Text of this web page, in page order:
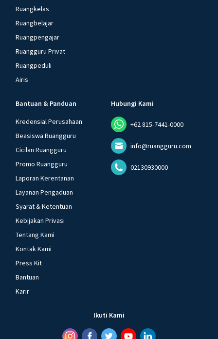
Ruangkelas
Ruangbelajar
Ruangpengajar
Ruangguru Privat
Ruangpeduli
Airis
Bantuan & Panduan
Kredensial Perusahaan
Beasiswa Ruangguru
Cicilan Ruangguru
Promo Ruangguru
Laporan Kerentanan
Layanan Pengaduan
Syarat & Ketentuan
Kebijakan Privasi
Tentang Kami
Kontak Kami
Press Kit
Bantuan
Karir
Hubungi Kami
+62 815-7441-0000
info@ruangguru.com
02130930000
Ikuti Kami